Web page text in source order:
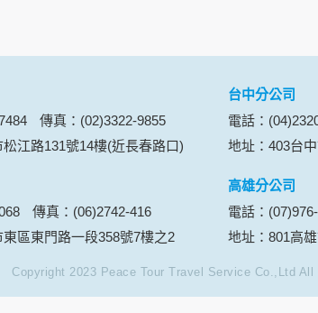
電話、住址、身份證字號、電子郵件、出生日
。
伺服器自行產生的相關記錄，包括您使用連線
，歸納使用者瀏覽器在本網站內部所瀏覽的網
告之廠商，或與連結本網站，也可能蒐集您個
送商業性資料或電子郵件給您。本公司除了在
件的方法及說明。
料。
供您的個人識別資料：
傳真：(02)3322-9855
江路131號14樓(近長春路口)
台中分公司
電話：
地址：403台
傳真：(06)2742-416
區東門路一段358號7樓之2
高雄分公司
電話：
地址：801高
Copyright 2023 Peace Tour Travel Service Co.,Ltd All